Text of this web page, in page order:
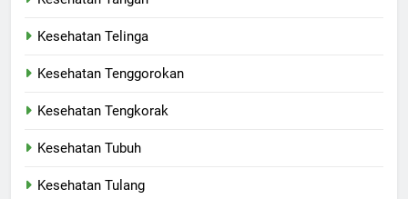
Kesehatan Telinga
Kesehatan Tenggorokan
Kesehatan Tengkorak
Kesehatan Tubuh
Kesehatan Tulang